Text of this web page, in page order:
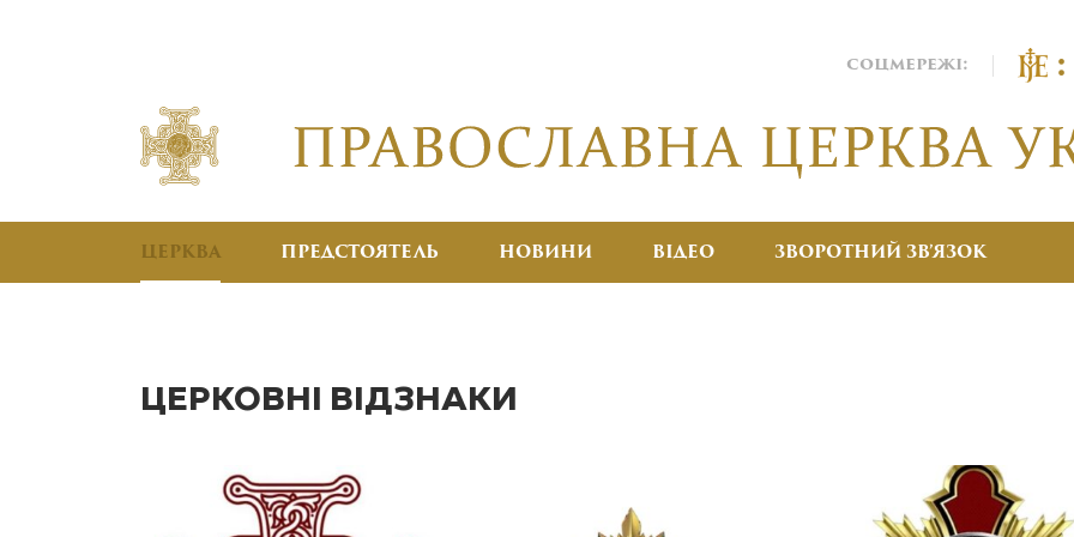
соцмережі:
ЦЕРКВА ПРЕДСТОЯТЕЛЬ НОВИНИ ВІДЕО ЗВОРОТНИЙ ЗВ’ЯЗОК
ЦЕРКОВНІ ВІДЗНАКИ